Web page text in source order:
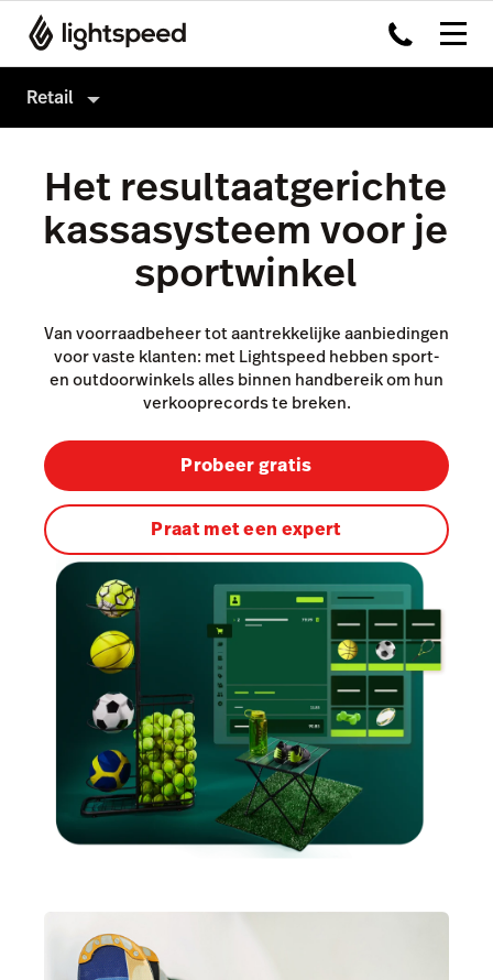
Retail
Producten
Kassasysteem
Omnichannel
Capital
Service Orders
Inventory
Insights
Accounting
Marketing & Loyalty
AI Showroom
Scanner
Hardware
Multi-locatie
Prijzen
Het resultaatgerichte
kassasysteem voor je
sportwinkel
Van voorraadbeheer tot aantrekkelijke aanbiedingen
voor vaste klanten: met Lightspeed hebben sport-
en outdoorwinkels alles binnen handbereik om hun
verkooprecords te breken.
Probeer gratis
Praat met een expert